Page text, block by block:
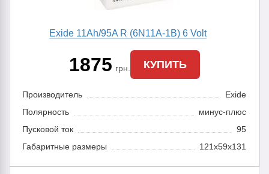
Exide 11Ah/95A R (6N11A-1B) 6 Volt
1875 грн. КУПИТЬ
Производитель
Exide
Полярность
минус-плюс
Пусковой ток
95
Габаритные размеры
121х59х131